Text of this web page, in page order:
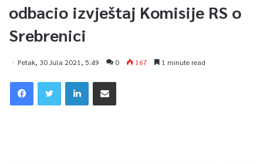
odbacio izvještaj Komisije RS o
Srebrenici
Petak, 30 Jula 2021, 5:49 0 167 1 minute read